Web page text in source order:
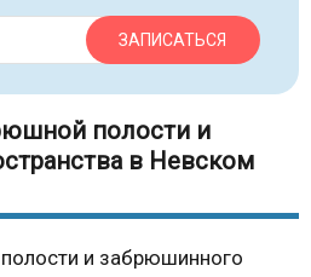
ЗАПИСАТЬСЯ
полости и
в Невском
и забрюшинного